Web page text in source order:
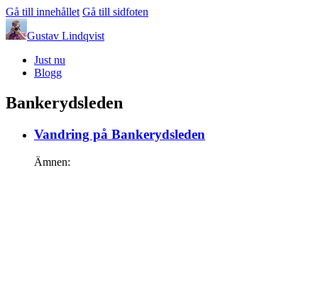
Gå till innehållet Gå till sidfoten
Gustav Lindqvist
Just nu
Blogg
Bankerydsleden
Vandring på Bankerydsleden
Ämnen: